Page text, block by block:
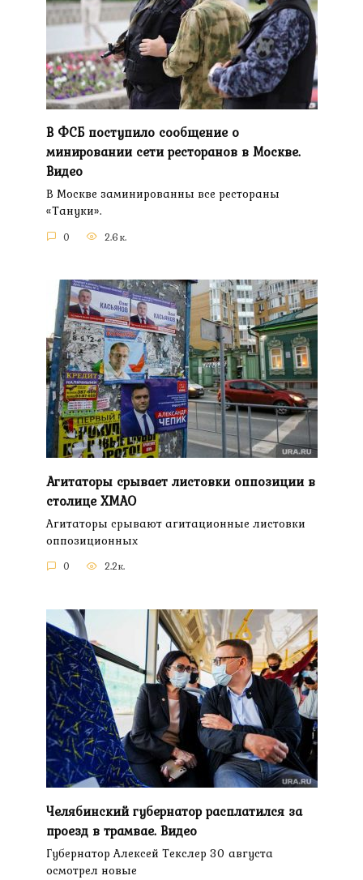
В ФСБ поступило сообщение о
минировании сети ресторанов в Москве.
Видео
В Москве заминированны все рестораны
«Тануки».
0 2.6к.
Агитаторы срывает листовки оппозиции в
столице ХМАО
Агитаторы срывают агитационные листовки
оппозиционных
0 2.2к.
Челябинский губернатор расплатился за
проезд в трамвае. Видео
Губернатор Алексей Текслер 30 августа
осмотрел новые